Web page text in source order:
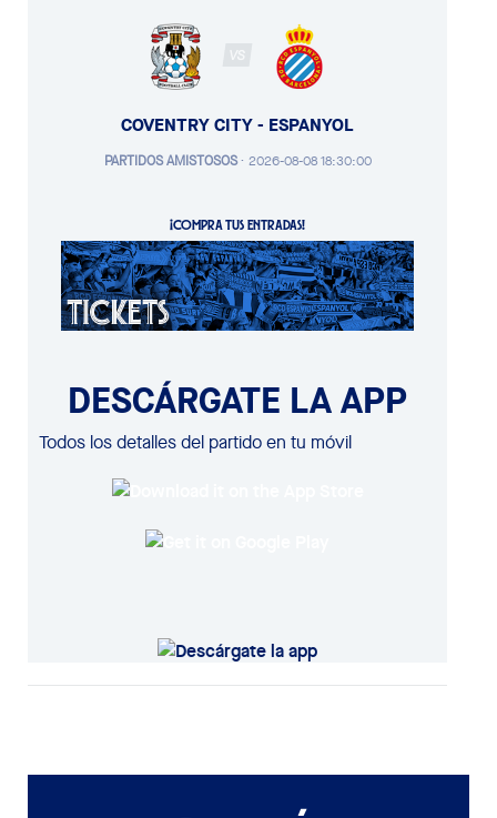
VS
COVENTRY CITY - ESPANYOL
PARTIDOS AMISTOSOS· 2026-08-08 18:30:00
¡COMPRA TUS ENTRADAS!
DESCÁRGATE LA APP
Todos los detalles del partido en tu móvil